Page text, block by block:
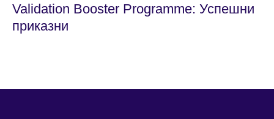
Validation Booster Programme: Успешни
приказни